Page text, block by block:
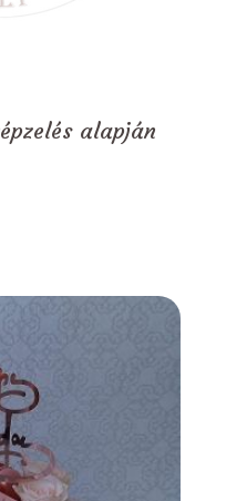
alapján